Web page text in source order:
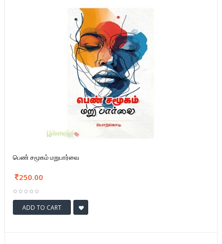
பெண் சமூகம் மறுபார்வை
250.00
ADD TO CART